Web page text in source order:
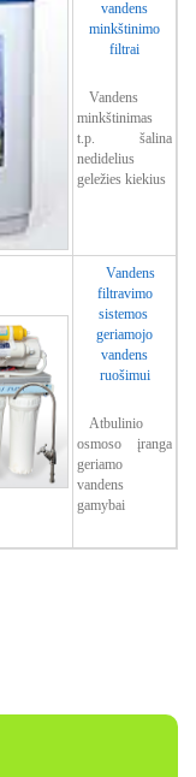
vandens
minkštinimo
filtrai
Vandens
minkštinimas
t.p. šalina
nedidelius
geležies kiekius
Vandens
filtravimo
sistemos
geriamojo
vandens
ruošimui
Atbulinio
osmoso įranga
geriamo
vandens
gamybai